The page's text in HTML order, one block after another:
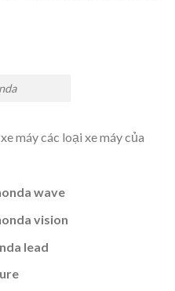
máy các loại xe máy của
wave
vision
lead